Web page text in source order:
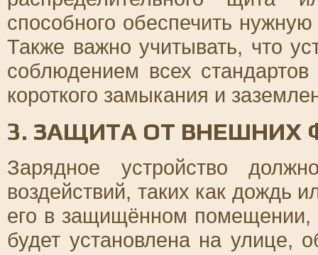
способного обеспечить
Также важно учитывать, что
соблюдением всех
короткого замыкания и
3. ЗАЩИТА ОТ ВНЕШНИХ
Зарядное устройство
воздействий, таких как дождь
его в защищённом помещении,
будет установлена на улице,